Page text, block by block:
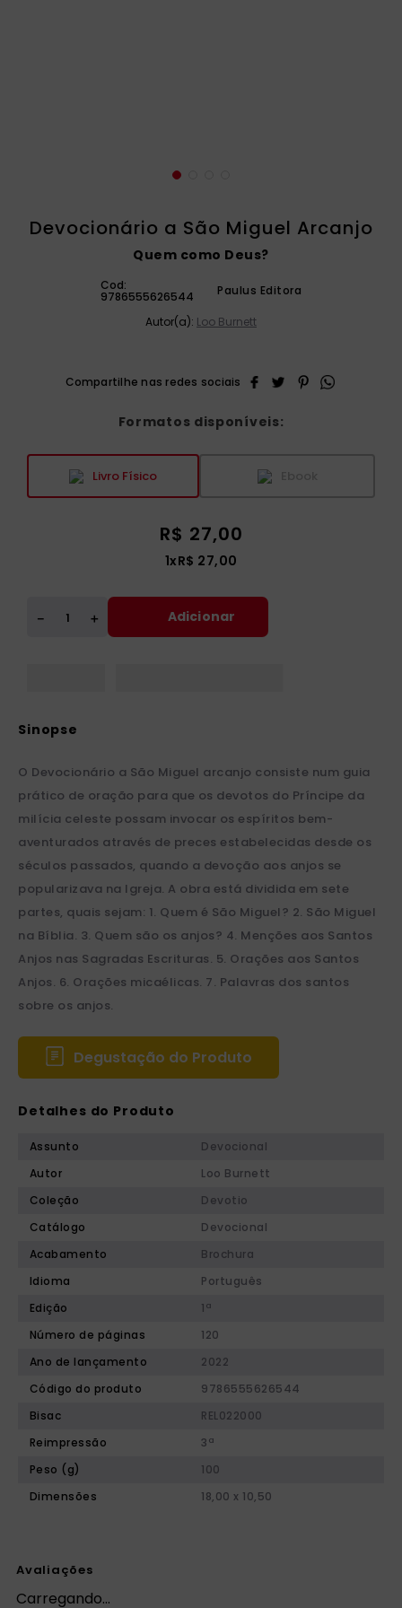
Devocionário a São Miguel Arcanjo
Quem como Deus?
Cod:
9786555626544 Paulus Editora
Autor(a): Loo Burnett
Formatos disponíveis:
Livro Físico
R$ 27,00
1xR$ 27,00
＋
－ Adicionar
O Devocionário a São Miguel arcanjo consiste num guia
prático de oração para que os devotos do Príncipe da
milícia celeste possam invocar os espíritos bem-
aventurados através de preces estabelecidas desde os
séculos passados, quando a devoção aos anjos se
popularizava na Igreja. A obra está dividida em sete
partes, quais sejam: 1. Quem é São Miguel? 2. São Miguel
na Bíblia. 3. Quem são os anjos? 4. Menções aos Santos
Anjos nas Sagradas Escrituras. 5. Orações aos Santos
Anjos. 6. Orações micaélicas. 7. Palavras dos santos
sobre os anjos.
Degustação do Produto
Detalhes do Produto
Assunto
Devocional
Autor
Loo Burnett
Coleção
Devotio
Catálogo
Devocional
Acabamento
Brochura
Idioma
Português
Edição
1ª
Número de páginas
120
Ano de lançamento
2022
Código do produto
9786555626544
Bisac
REL022000
Reimpressão
3ª
Peso (g)
100
Dimensões
18,00 x 10,50
Avaliações
Carregando…